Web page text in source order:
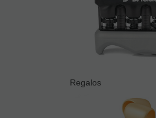
Regalos